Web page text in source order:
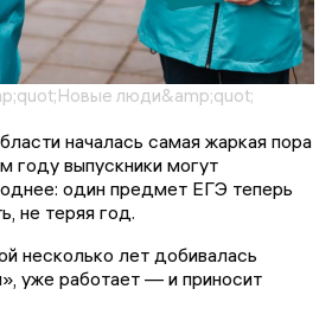
люди&amp;quot;
началась самая жаркая пора
выпускники могут
один предмет ЕГЭ теперь
не теряя год.
несколько лет добивалась
уже работает — и приносит